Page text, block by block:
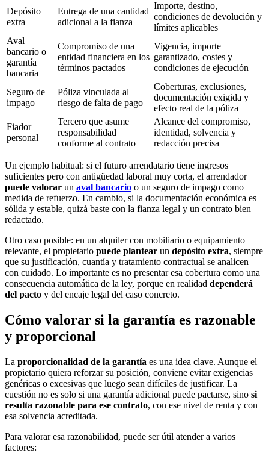
Depósito
extra
Entrega de una cantidad
adicional a la fianza
Importe, destino,
condiciones de devolución y
límites aplicables
Aval
bancario o
garantía
bancaria
Compromiso de una
entidad financiera en los
términos pactados
Vigencia, importe
garantizado, costes y
condiciones de ejecución
Seguro de
impago
Póliza vinculada al
riesgo de falta de pago
Coberturas, exclusiones,
documentación exigida y
efecto real de la póliza
Fiador
personal
Tercero que asume
responsabilidad
conforme al contrato
Alcance del compromiso,
identidad, solvencia y
redacción precisa
Un ejemplo habitual: si el futuro arrendatario tiene ingresos
suficientes pero con antigüedad laboral muy corta, el arrendador
puede valorar un aval bancario o un seguro de impago como
medida de refuerzo. En cambio, si la documentación económica es
sólida y estable, quizá baste con la fianza legal y un contrato bien
redactado.
Otro caso posible: en un alquiler con mobiliario o equipamiento
relevante, el propietario puede plantear un depósito extra, siempre
que su justificación, cuantía y tratamiento contractual se analicen
con cuidado. Lo importante es no presentar esa cobertura como una
consecuencia automática de la ley, porque en realidad dependerá
del pacto y del encaje legal del caso concreto.
Cómo valorar si la garantía es razonable
y proporcional
La proporcionalidad de la garantía es una idea clave. Aunque el
propietario quiera reforzar su posición, conviene evitar exigencias
genéricas o excesivas que luego sean difíciles de justificar. La
cuestión no es solo si una garantía adicional puede pactarse, sino si
resulta razonable para ese contrato, con ese nivel de renta y con
esa solvencia acreditada.
Para valorar esa razonabilidad, puede ser útil atender a varios
factores: